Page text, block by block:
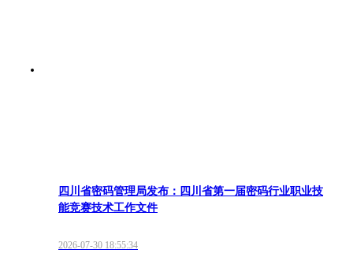
四川省密码管理局发布：四川省第一届密码行业职业技
能竞赛技术工作文件
2026-07-30 18:55:34